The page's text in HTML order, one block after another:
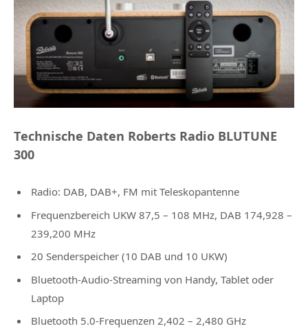
Technische Daten Roberts Radio BLUTUNE
300
Radio: DAB, DAB+, FM mit Teleskopantenne
Frequenzbereich UKW 87,5 – 108 MHz, DAB 174,928 –
239,200 MHz
20 Senderspeicher (10 DAB und 10 UKW)
Bluetooth-Audio-Streaming von Handy, Tablet oder
Laptop
Bluetooth 5.0-Frequenzen 2,402 – 2,480 GHz